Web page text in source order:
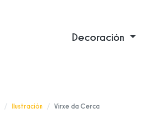
Decoración
Ilustración Virxe da Cerca